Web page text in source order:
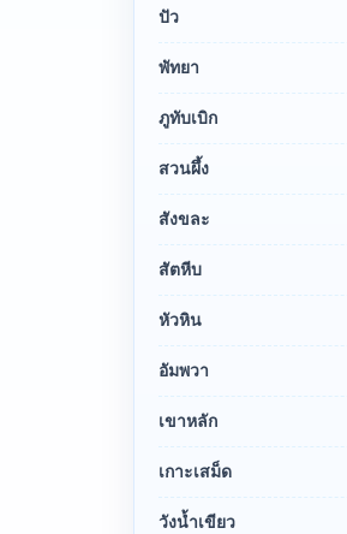
ปัว
พัทยา
ภูทับเบิก
สวนผึ้ง
สังขละ
สัตหีบ
หัวหิน
อัมพวา
เขาหลัก
เกาะเสม็ด
วังน้ำเขียว